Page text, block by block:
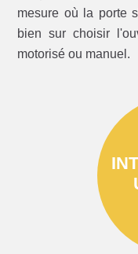
mesure où la porte
bien sur choisir
motorisé ou manuel.